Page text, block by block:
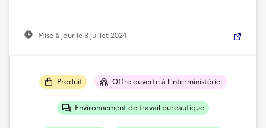
Mise à jour le3 juillet 2024
Produit Offre ouverte à l’interministériel
Environnement de travail bureautique